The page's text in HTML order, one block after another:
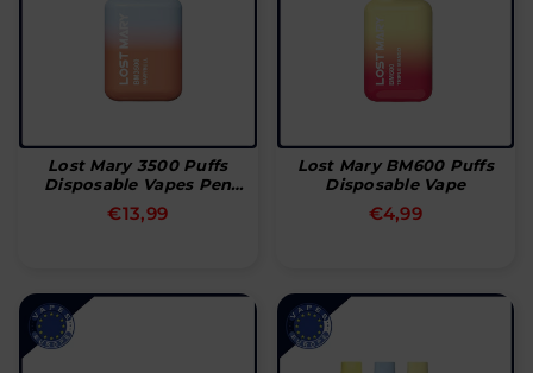
Lost Mary 3500 Puffs
Disposable Vapes Pen
Bar
Normal
€13,99
Lost Mary BM600 Puffs
Disposable Vape
Normal
€4,99